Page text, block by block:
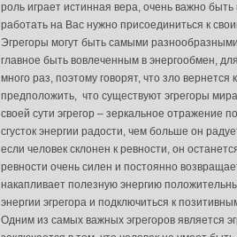
роль играет истинная вера, очень важно
работать на Вас нужно присоединиться к
Эгрегоры могут быть самыми
главное быть вовлеченным в энергообмен,
много раз, поэтому говорят, что зло
предположить, что существуют эгрегоры
своей сути эгрегор – зеркальное отражение
сгусток энергии радости, чем больше он
если человек склонен к ревности, он
ревности очень силен и постоянно
накапливает полезную энергию
энергии эгрегора и подключиться к
Одним из самых важных эгрегоров является